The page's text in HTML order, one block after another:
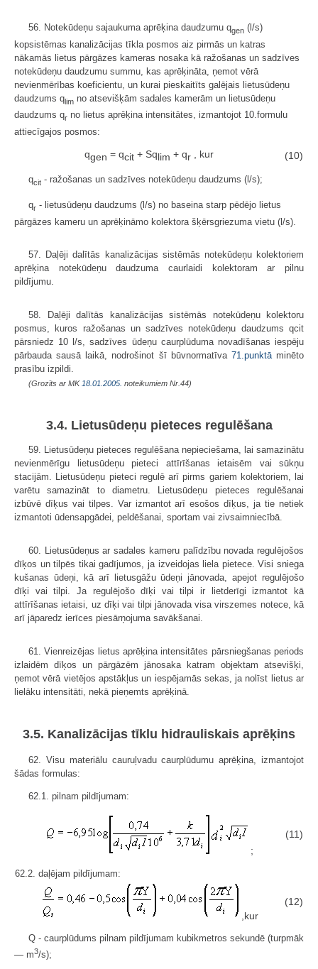
56. Notekūdeņu sajaukuma aprēķina daudzumu qgen (l/s)
kopsistēmas kanalizācijas tīkla posmos aiz pirmās un katras
nākamās lietus pārgāzes kameras nosaka kā ražošanas un sadzīves
notekūdeņu daudzumu summu, kas aprēķināta, ņemot vērā
nevienmērības koeficientu, un kurai pieskaitīts galējais lietusūdeņu
daudzums qlim no atsevišķām sadales kamerām un lietusūdeņu
daudzums qr no lietus aprēķina intensitātes, izmantojot 10.formulu
attiecīgajos posmos:
qgen = qcit + Sqlim + qr , kur (10)
qcit - ražošanas un sadzīves notekūdeņu daudzums (l/s);
qr - lietusūdeņu daudzums (l/s) no baseina starp pēdējo lietus
pārgāzes kameru un aprēķināmo kolektora šķērsgriezuma vietu (l/s).
57. Daļēji dalītās kanalizācijas sistēmās notekūdeņu kolektoriem
aprēķina notekūdeņu daudzuma caurlaidi kolektoram ar pilnu
pildījumu.
58. Daļēji dalītās kanalizācijas sistēmās notekūdeņu kolektoru
posmus, kuros ražošanas un sadzīves notekūdeņu daudzums qcit
pārsniedz 10 l/s, sadzīves ūdeņu caurplūduma novadīšanas iespēju
pārbauda sausā laikā, nodrošinot šī būvnormatīva 71.punktāminēto
prasību izpildi.
(Grozīts ar MK 18.01.2005. noteikumiem Nr.44)
3.4. Lietusūdeņu pieteces regulēšana
59. Lietusūdeņu pieteces regulēšana nepieciešama, lai samazinātu
nevienmērīgu lietusūdeņu pieteci attīrīšanas ietaisēm vai sūkņu
stacijām. Lietusūdeņu pieteci regulē arī pirms gariem kolektoriem, lai
varētu samazināt to diametru. Lietusūdeņu pieteces regulēšanai
izbūvē dīķus vai tilpes. Var izmantot arī esošos dīķus, ja tie netiek
izmantoti ūdensapgādei, peldēšanai, sportam vai zivsaimniecībā.
60. Lietusūdeņus ar sadales kameru palīdzību novada regulējošos
dīķos un tilpēs tikai gadījumos, ja izveidojas liela pietece. Visi sniega
kušanas ūdeņi, kā arī lietusgāžu ūdeņi jānovada, apejot regulējošo
dīķi vai tilpi. Ja regulējošo dīķi vai tilpi ir lietderīgi izmantot kā
attīrīšanas ietaisi, uz dīķi vai tilpi jānovada visa virszemes notece, kā
arī jāparedz ierīces piesārņojuma savākšanai.
61. Vienreizējas lietus aprēķina intensitātes pārsniegšanas periods
izlaidēm dīķos un pārgāzēm jānosaka katram objektam atsevišķi,
ņemot vērā vietējos apstākļus un iespējamās sekas, ja nolīst lietus ar
lielāku intensitāti, nekā pieņemts aprēķinā.
3.5. Kanalizācijas tīklu hidrauliskais aprēķins
62. Visu materiālu cauruļvadu caurplūdumu aprēķina, izmantojot
šādas formulas:
62.1. pilnam pildījumam:
;
(11)
62.2. daļējam pildījumam:
,kur
(12)
Q - caurplūdums pilnam pildījumam kubikmetros sekundē (turpmāk
— m3/s);